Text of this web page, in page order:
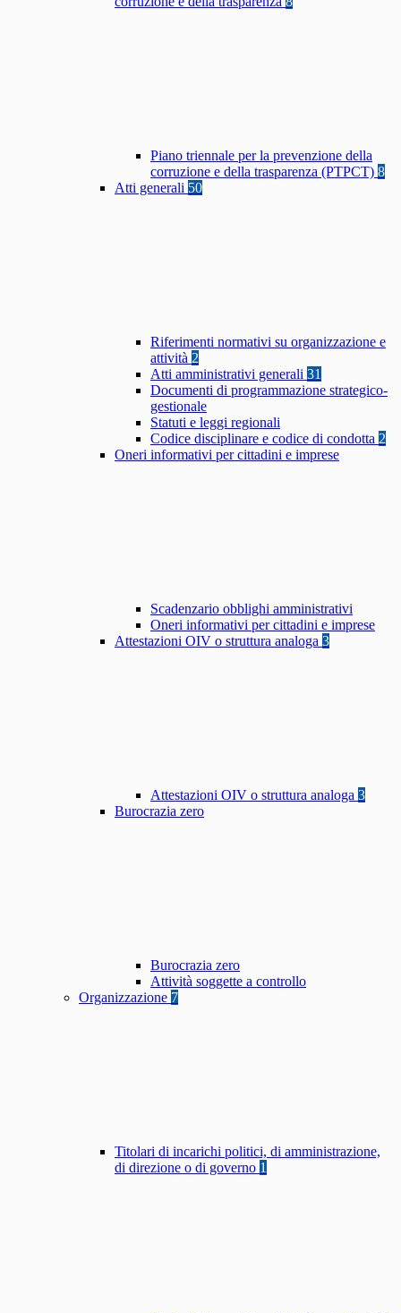
Piano triennale per la prevenzione della
corruzione e della trasparenza (PTPCT) 8
Atti generali 50
Riferimenti normativi su organizzazione e
attività 2
Atti amministrativi generali 31
Documenti di programmazione strategico-
gestionale
Statuti e leggi regionali
Codice disciplinare e codice di condotta 2
Oneri informativi per cittadini e imprese
Scadenzario obblighi amministrativi
Oneri informativi per cittadini e imprese
Attestazioni OIV o struttura analoga 3
Attestazioni OIV o struttura analoga 3
Burocrazia zero
Burocrazia zero
Attività soggette a controllo
Organizzazione 7
Titolari di incarichi politici, di amministrazione,
di direzione o di governo 1